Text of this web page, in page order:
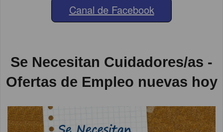
Canal de Facebook
Se Necesitan Cuidadores/as -
Ofertas de Empleo nuevas hoy